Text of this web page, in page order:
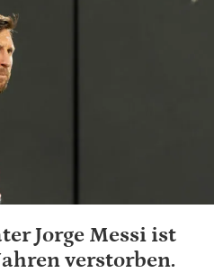
Jorge Messi ist
verstorben.